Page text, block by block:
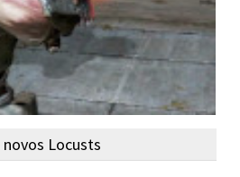
Locusts